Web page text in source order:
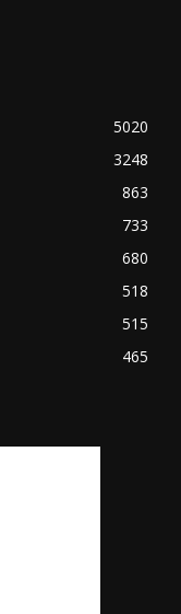
5020
3248
863
733
680
518
515
465